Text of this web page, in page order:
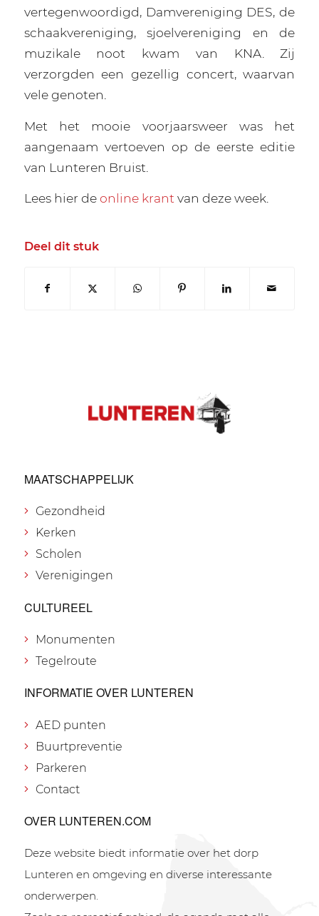
vertegenwoordigd, Damvereniging DES, de
schaakvereniging, sjoelvereniging en de
muzikale noot kwam van KNA. Zij
verzorgden een gezellig concert, waarvan
vele genoten.
Met het mooie voorjaarsweer was het
aangenaam vertoeven op de eerste editie
van Lunteren Bruist.
Lees hier deonline krant van deze week.
Deel dit stuk
MAATSCHAPPELIJK
Gezondheid
Kerken
Scholen
Verenigingen
CULTUREEL
Monumenten
Tegelroute
INFORMATIE OVER LUNTEREN
AED punten
Buurtpreventie
Parkeren
Contact
OVER LUNTEREN.COM
Deze website biedt informatie over het dorp
Lunteren en omgeving en diverse interessante
onderwerpen.